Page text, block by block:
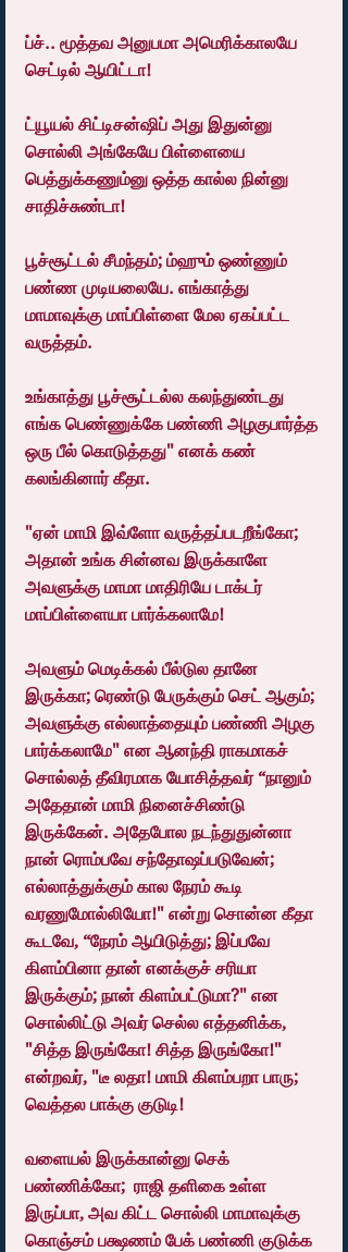
ப்ச்.. மூத்தவ அனுபமா அமெரிக்காலயே
செட்டில் ஆயிட்டா!
ட்யூயல் சிட்டிசன்ஷிப் அது இதுன்னு
சொல்லி அங்கேயே பிள்ளையை
பெத்துக்கணும்னு ஒத்த கால்ல நின்னு
சாதிச்சுண்டா!
பூச்சூட்டல் சீமந்தம்; ம்ஹும் ஒண்ணும்
பண்ண முடியலையே. எங்காத்து
மாமாவுக்கு மாப்பிள்ளை மேல ஏகப்பட்ட
வருத்தம்.
உங்காத்து பூச்சூட்டல்ல கலந்துண்டது
எங்க பெண்ணுக்கே பண்ணி அழகுபார்த்த
ஒரு பீல் கொடுத்தது" எனக் கண்
கலங்கினார் கீதா.
"ஏன் மாமி இவ்ளோ வருத்தப்படறீங்கோ;
அதான் உங்க சின்னவ இருக்காளே
அவளுக்கு மாமா மாதிரியே டாக்டர்
மாப்பிள்ளையா பார்க்கலாமே!
அவளும் மெடிக்கல் பீல்டுல தானே
இருக்கா; ரெண்டு பேருக்கும் செட் ஆகும்;
அவளுக்கு எல்லாத்தையும் பண்ணி அழகு
பார்க்கலாமே" என ஆனந்தி ராகமாகச்
சொல்லத் தீவிரமாக யோசித்தவர் “நானும்
அதேதான் மாமி நினைச்சிண்டு
இருக்கேன். அதேபோல நடந்துதுன்னா
நான் ரொம்பவே சந்தோஷப்படுவேன்;
எல்லாத்துக்கும் கால நேரம் கூடி
வரணுமோல்லியோ!" என்று சொன்ன கீதா
கூடவே, “நேரம் ஆயிடுத்து; இப்பவே
கிளம்பினா தான் எனக்குச் சரியா
இருக்கும்; நான் கிளம்பட்டுமா?" என
சொல்லிட்டு அவர் செல்ல எத்தனிக்க,
"சித்த இருங்கோ! சித்த இருங்கோ!"
என்றவர், "டீ லதா! மாமி கிளம்பறா பாரு;
வெத்தல பாக்கு குடுடி!
வளையல் இருக்கான்னு செக்
பண்ணிக்கோ;  ராஜி தளிகை உள்ள
இருப்பா, அவ கிட்ட சொல்லி மாமாவுக்கு
கொஞ்சம் பக்ஷணம் பேக் பண்ணி குடுக்க